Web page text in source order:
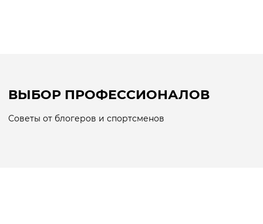
ВЫБОР ПРОФЕССИОНАЛОВ
Советы от блогеров и спортсменов